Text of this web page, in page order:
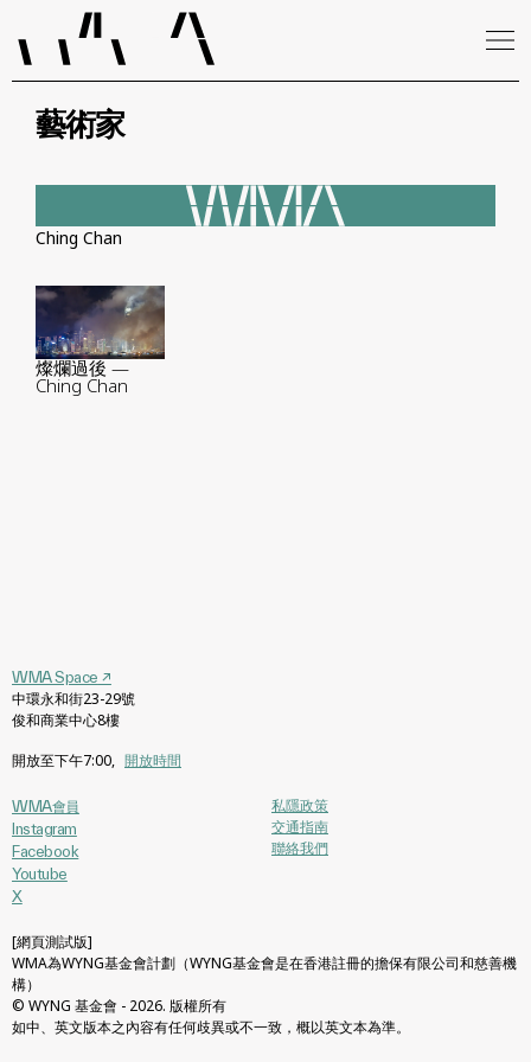
藝術家
Ching Chan
燦爛過後 —
Ching Chan
WMA Space ↗
中環永和街23-29號
俊和商業中心8樓
開放至下午7:00, 開放時間
WMA會員
Instagram
Facebook
Youtube
X
私隱政策
交通指南
聯絡我們
[網頁測試版]
WMA為WYNG基金會計劃（WYNG基金會是在香港註冊的擔保有限公司和慈善機
構）
© WYNG 基金會 - 2026. 版權所有
如中、英文版本之內容有任何歧異或不一致，概以英文本為準。